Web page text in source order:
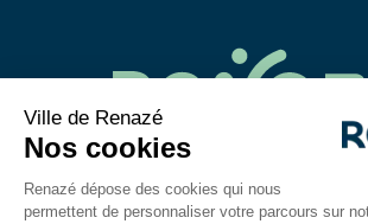
02 43 06 40 14
contact@mairie-renaze.fr